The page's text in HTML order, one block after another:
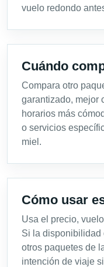
vuelo redondo
Cuándo
Compara otro
garantizado, mejor
horarios más
o servicios
miel.
Cómo usar
Usa el precio,
Si la disponibilidad
otros paquetes de
intención de viaje